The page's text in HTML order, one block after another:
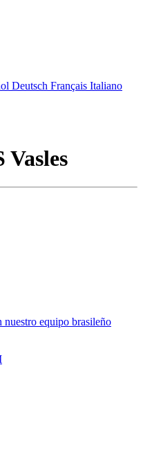
Deutsch Français Italiano
nuestro equipo brasileño